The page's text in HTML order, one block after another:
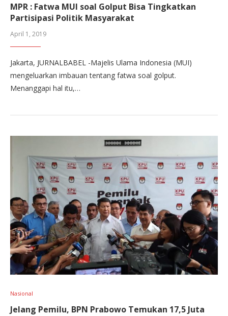
MPR : Fatwa MUI soal Golput Bisa Tingkatkan
Partisipasi Politik Masyarakat
April 1, 2019
Jakarta, JURNALBABEL -Majelis Ulama Indonesia (MUI)
mengeluarkan imbauan tentang fatwa soal golput.
Menanggapi hal itu,…
Nasional
Jelang Pemilu, BPN Prabowo Temukan 17,5 Juta